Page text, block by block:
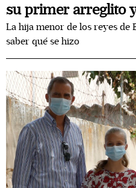
su primer arreglito
La hija menor de los reyes de
saber qué se hizo